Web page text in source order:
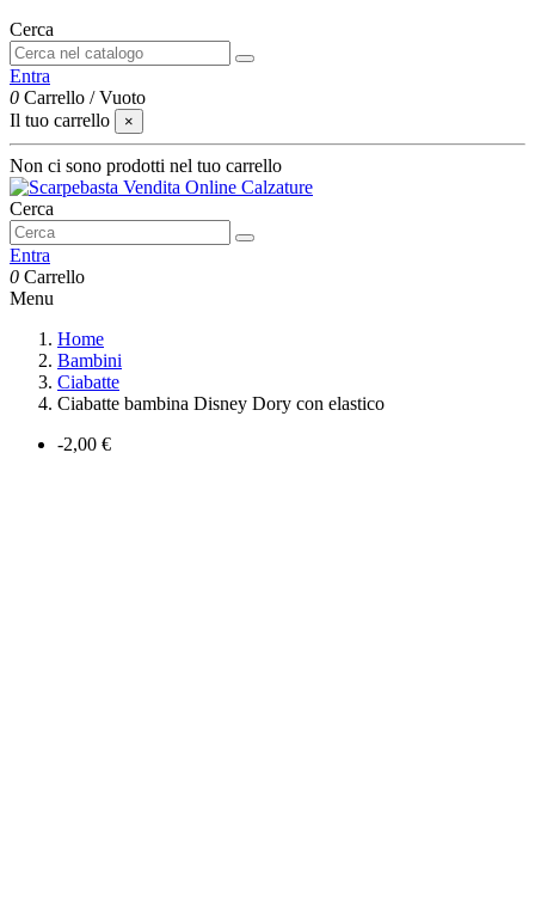
Cerca
Entra
0 Carrello /Vuoto
Il tuo carrello
×
Non ci sono prodotti nel tuo carrello
Cerca
Entra
0 Carrello
Menu
Home
Bambini
Ciabatte
Ciabatte bambina Disney Dory con elastico
-2,00 €